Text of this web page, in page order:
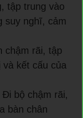
tập trung vào
suy nghĩ, cảm
chậm rãi, tập
kết cấu của
Đi bộ chậm rãi,
bàn chân